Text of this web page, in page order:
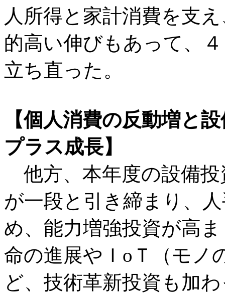
人所得と家計消費を支
的高い伸びもあって、
立ち直った。
【個人消費の反動増と
プラス成長】
他方、本年度の設備投
が一段と引き締まり、
め、能力増強投資が高
命の進展やＩoＴ（モノ
ど、技術革新投資も加